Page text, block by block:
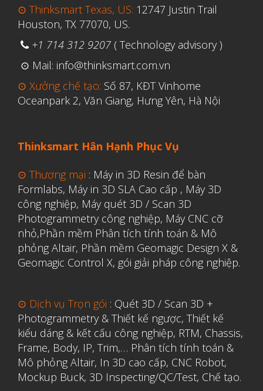
⊙ Thinksmart Texas, US: 12747 Justin Trail
Houston, TX 77070, US.
+1 714 312 9207 ( Technology advisory )
⊙ Mail: info@thinksmart.com.vn
⊙ Xưởng chế tạo: Số 87, KĐT Vinhome
Oceanpark 2, Văn Giang, Hưng Yên, Hà Nội
Thinksmart Hân Hạnh Phục Vụ
⊙ Thương mại : Máy in 3D Resin để bàn
Formlabs, Máy in 3D SLA Cao cấp , Máy 3D
công nghiệp, Máy quét 3D / Scan 3D
Photogrammetry công nghiệp, Máy CNC cỡ
nhỏ,Phần mềm Phân tích tính toán & Mô
phỏng Altair, Phần mềm Geomagic Design X &
Geomagic Control X, gói giải pháp công nghiệp.
⊙ Dịch vụ Trọn gói : Quét 3D / Scan 3D +
Photogrammetry & Thiết kế ngược, Thiết kế
kiểu dáng & kết cấu công nghiệp, RTM, Chassis,
Frame, Body, IP, Trim,… Phân tích tính toán &
Mô phỏng Altair, In 3D cao cấp, CNC Robot,
Mockup Buck, 3D Inspecting/QC/Test, Chế tạo.